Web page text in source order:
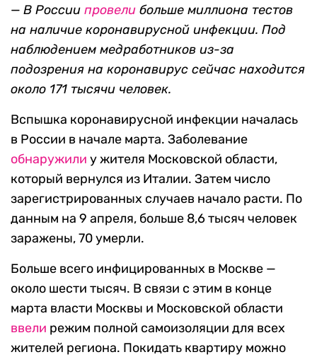
— В России провели больше миллиона тестов
на наличие коронавирусной инфекции. Под
наблюдением медработников из-за
подозрения на коронавирус сейчас находится
около 171 тысячи человек.
Вспышка коронавирусной инфекции началась
в России в начале марта. Заболевание
обнаружили у жителя Московской области,
который вернулся из Италии. Затем число
зарегистрированных случаев начало расти. По
данным на 9 апреля, больше 8,6 тысяч человек
заражены, 70 умерли.
Больше всего инфицированных в Москве —
около шести тысяч. В связи с этим в конце
марта власти Москвы и Московской области
ввели режим полной самоизоляции для всех
жителей региона. Покидать квартиру можно